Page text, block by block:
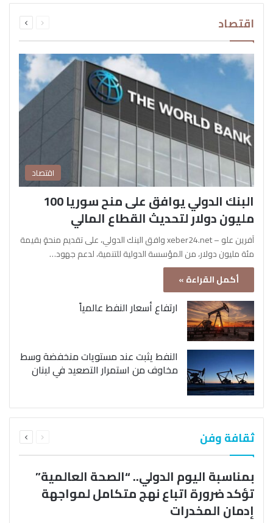
اقتصاد الصفحةالصفحة
اقتصاد
البنك الدولي يوافق على منح سوريا 100
مليون دولار لتحديث القطاع المالي
آفرين علو – xeber24.net وافق البنك الدولي، على تقديم منحةٍ بقيمة
مئة مليون دولار، من المؤسسة الدولية للتنمية، لدعم جهود…
أكمل القراءة »
ارتفاع أسعار النفط عالمياً
النفط يثبت عند مستويات منخفضة وسط
مخاوف من استمرار التصعيد في لبنان
ثقافة وفن الصفحةالصفحة
بمناسبة اليوم الدولي.. “الصحة العالمية”
تؤكد ضرورة اتباع نهج متكامل لمواجهة
إدمان المخدرات